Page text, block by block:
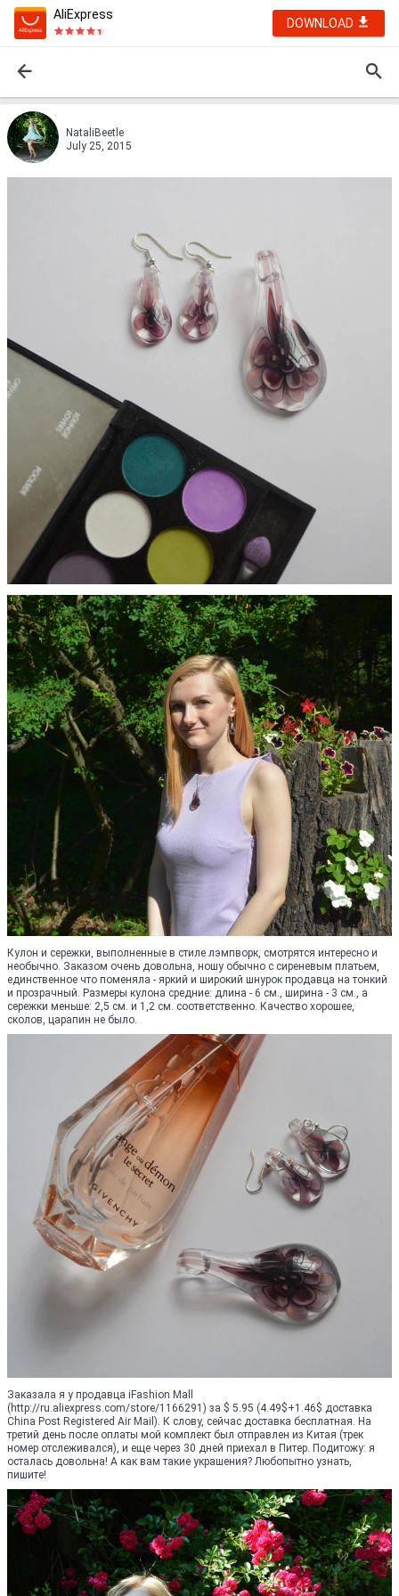
AliExpress
DOWNLOAD
NataliBeetle
July 25, 2015
Кулон и сережки, выполненные в стиле лэмпворк, смотрятся интересно и
необычно. Заказом очень довольна, ношу обычно с сиреневым платьем,
единственное что поменяла - яркий и широкий шнурок продавца на тонкий
и прозрачный. Размеры кулона средние: длина - 6 см., ширина - 3 см., а
сережки меньше: 2,5 см. и 1,2 см. соответственно. Качество хорошее,
сколов, царапин не было.
Заказала я у продавца iFashion Mall
(http://ru.aliexpress.com/store/1166291) за $ 5.95 (4.49$+1.46$ доставка
China Post Registered Air Mail). К слову, сейчас доставка бесплатная. На
третий день после оплаты мой комплект был отправлен из Китая (трек
номер отслеживался), и еще через 30 дней приехал в Питер. Подитожу: я
осталась довольна! А как вам такие украшения? Любопытно узнать,
пишите!